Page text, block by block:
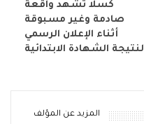
كسلا تشهد واقعة
صادمة وغير مسبوقة
أثناء الإعلان الرسمي
لنتيجة الشهادة الابتدائية
المزيد عن المؤلف